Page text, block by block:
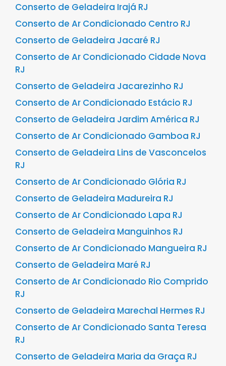
Conserto de Geladeira Irajá RJ
Conserto de Ar Condicionado Centro RJ
Conserto de Geladeira Jacaré RJ
Conserto de Ar Condicionado Cidade Nova
RJ
Conserto de Geladeira Jacarezinho RJ
Conserto de Ar Condicionado Estácio RJ
Conserto de Geladeira Jardim América RJ
Conserto de Ar Condicionado Gamboa RJ
Conserto de Geladeira Lins de Vasconcelos
RJ
Conserto de Ar Condicionado Glória RJ
Conserto de Geladeira Madureira RJ
Conserto de Ar Condicionado Lapa RJ
Conserto de Geladeira Manguinhos RJ
Conserto de Ar Condicionado Mangueira RJ
Conserto de Geladeira Maré RJ
Conserto de Ar Condicionado Rio Comprido
RJ
Conserto de Geladeira Marechal Hermes RJ
Conserto de Ar Condicionado Santa Teresa
RJ
Conserto de Geladeira Maria da Graça RJ